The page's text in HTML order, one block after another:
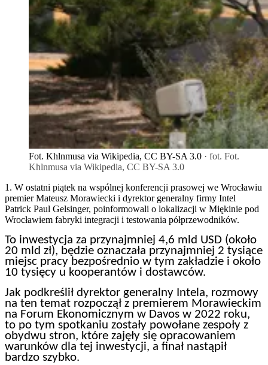
Fot. Khlnmusa via Wikipedia, CC BY-SA 3.0 · fot. Fot.
Khlnmusa via Wikipedia, CC BY-SA 3.0
1. W ostatni piątek na wspólnej konferencji prasowej we Wrocławiu
premier Mateusz Morawiecki i dyrektor generalny firmy Intel
Patrick Paul Gelsinger, poinformowali o lokalizacji w Miękinie pod
Wrocławiem fabryki integracji i testowania półprzewodników.
To inwestycja za przynajmniej 4,6 mld USD (około
20 mld zł), będzie oznaczała przynajmniej 2 tysiące
miejsc pracy bezpośrednio w tym zakładzie i około
10 tysięcy u kooperantów i dostawców.
Jak podkreślił dyrektor generalny Intela, rozmowy
na ten temat rozpoczął z premierem Morawieckim
na Forum Ekonomicznym w Davos w 2022 roku,
to po tym spotkaniu zostały powołane zespoły z
obydwu stron, które zajęły się opracowaniem
warunków dla tej inwestycji, a finał nastąpił
bardzo szybko.